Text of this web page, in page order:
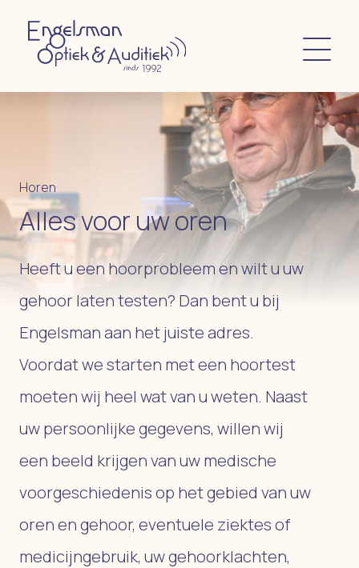
Horen
Alles voor uw oren
Heeft u een hoorprobleem en wilt u uw
gehoor laten testen? Dan bent u bij
Engelsman aan het juiste adres.
Voordat we starten met een hoortest
moeten wij heel wat van u weten. Naast
uw persoonlijke gegevens, willen wij
een beeld krijgen van uw medische
voorgeschiedenis op het gebied van uw
oren en gehoor, eventuele ziektes of
medicijngebruik, uw gehoorklachten,